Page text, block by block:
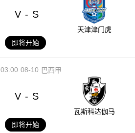
V - S
天津津门虎
即将开始
08-10
03:00 巴西甲
V - S
瓦斯科达伽马
即将开始